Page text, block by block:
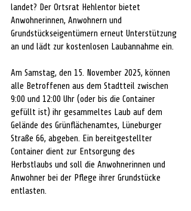
landet? Der Ortsrat Hehlentor bietet
Anwohnerinnen, Anwohnern und
Grundstückseigentümern erneut Unterstützung
an und lädt zur kostenlosen Laubannahme ein.
Am Samstag, den 15. November 2025, können
alle Betroffenen aus dem Stadtteil zwischen
9:00 und 12:00 Uhr (oder bis die Container
gefüllt ist) ihr gesammeltes Laub auf dem
Gelände des Grünflächenamtes, Lüneburger
Straße 66, abgeben. Ein bereitgestellter
Container dient zur Entsorgung des
Herbstlaubs und soll die Anwohnerinnen und
Anwohner bei der Pflege ihrer Grundstücke
entlasten.